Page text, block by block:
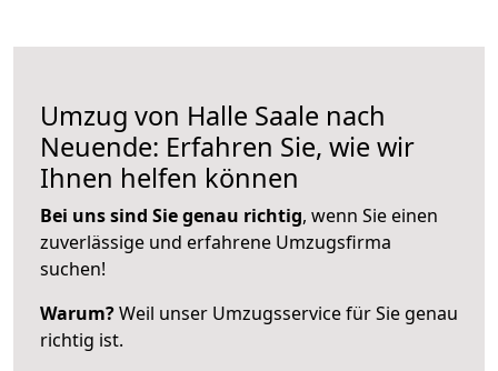
Umzug von Halle Saale nach
Neuende: Erfahren Sie, wie wir
Ihnen helfen können
Bei uns sind Sie genau richtig, wenn Sie einen
zuverlässige und erfahrene Umzugsfirma
suchen!
Warum?Weil unser Umzugsservice für Sie genau
richtig ist.